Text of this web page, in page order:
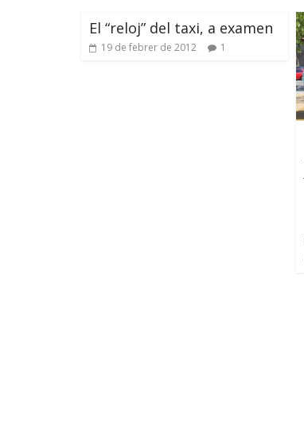
El “reloj” del taxi, a examen
19 de febrer de 2012 1